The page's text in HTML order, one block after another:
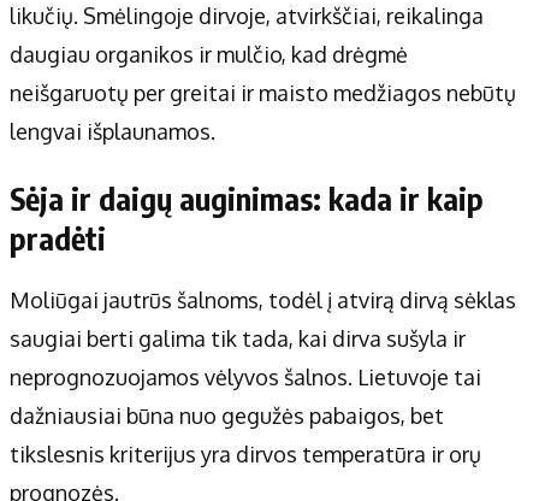
likučių. Smėlingoje dirvoje, atvirkščiai, reikalinga
daugiau organikos ir mulčio, kad drėgmė
neišgaruotų per greitai ir maisto medžiagos nebūtų
lengvai išplaunamos.
Sėja ir daigų auginimas: kada ir kaip
pradėti
Moliūgai jautrūs šalnoms, todėl į atvirą dirvą sėklas
saugiai berti galima tik tada, kai dirva sušyla ir
neprognozuojamos vėlyvos šalnos. Lietuvoje tai
dažniausiai būna nuo gegužės pabaigos, bet
tikslesnis kriterijus yra dirvos temperatūra ir orų
prognozės.